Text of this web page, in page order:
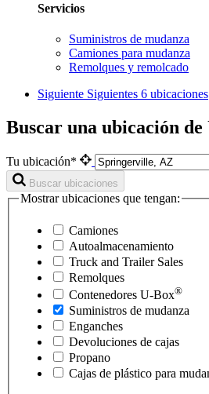
Servicios
Suministros de mudanza
Camiones para mudanza
Remolques y remolcado
Siguiente Siguientes 6 ubicaciones
Buscar una ubicación de
Tu ubicación*
Buscar ubicaciones
Mostrar ubicaciones que tengan:
Camiones
Autoalmacenamiento
Truck and Trailer Sales
Remolques
Contenedores U-Box®
Suministros de mudanza
Enganches
Devoluciones de cajas
Propano
Cajas de plástico para